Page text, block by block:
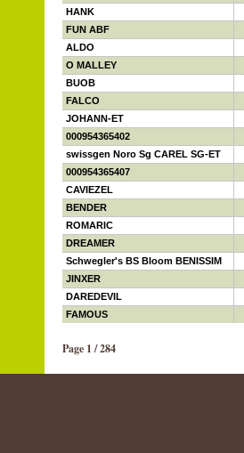
HANK
FUN ABF
ALDO
O MALLEY
BUOB
FALCO
JOHANN-ET
000954365402
swissgen Noro Sg CAREL SG-ET
000954365407
CAVIEZEL
BENDER
ROMARIC
DREAMER
Schwegler's BS Bloom BENISSIM
JINXER
DAREDEVIL
FAMOUS
Page 1 / 284